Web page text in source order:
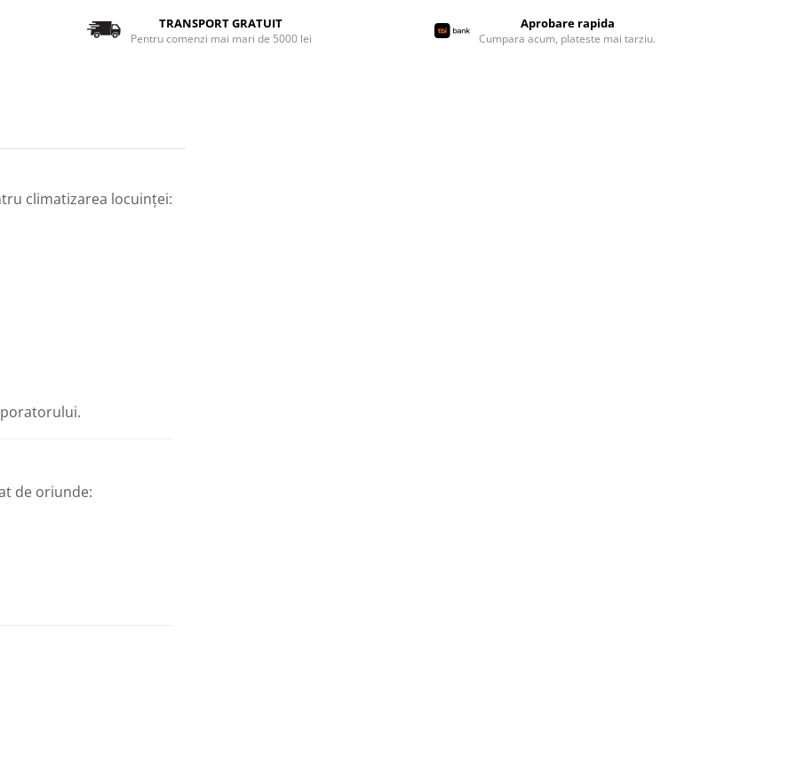
TRANSPORT GRATUIT
Pentru comenzi mai mari de 5000 lei
Aprobare rapida
Cumpara acum, plateste mai tarziu.
climatizarea locuinței:
de oriunde: